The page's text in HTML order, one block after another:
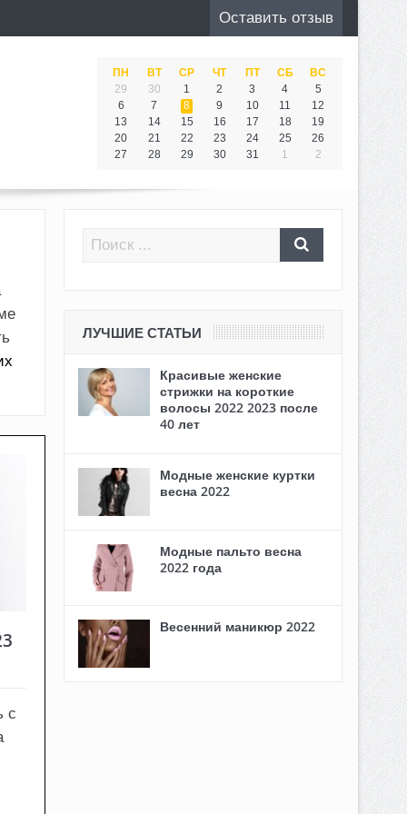
Оставить отзыв
ПН ВТ СР ЧТ ПТ СБ
ВС
29
30 1 2 3 4
5
6
7 8 9 10 11
12
13
14 15 16 17 18
19
20
21 22 23 24 25
26
27
28 29 30 31 1 2
с
ЛУЧШИЕ СТАТЬИ
Красивые женские
стрижки на короткие
волосы 2022 2023 после
40 лет
Модные женские куртки
весна 2022
Модные пальто весна
2022 года
Весенний маникюр 2022